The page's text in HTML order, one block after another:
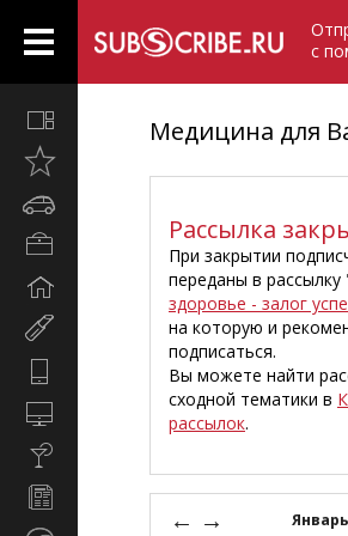
с
недавно
Компьютеры
Новости
Медицина для
Рассылка
При закрытии
переданы в рассылку
здоровье - залог
на которую и
подписаться.
Вы можете найти
сходной тематики в
рассылок.
← →